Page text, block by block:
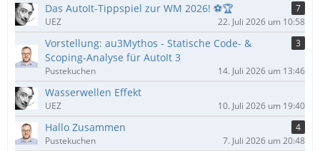
Das AutoIt-Tippspiel zur WM 2026! ⚽🏆
7
UEZ
22. Juli 2026 um 10:58
Vorstellung: au3Mythos - Statische Code- &
Scoping-Analyse für AutoIt 3
3
Pustekuchen 14. Juli 2026 um 13:46
Wasserwellen Effekt
UEZ 10. Juli 2026 um 19:40
Hallo Zusammen
4
Pustekuchen
7. Juli 2026 um 20:48